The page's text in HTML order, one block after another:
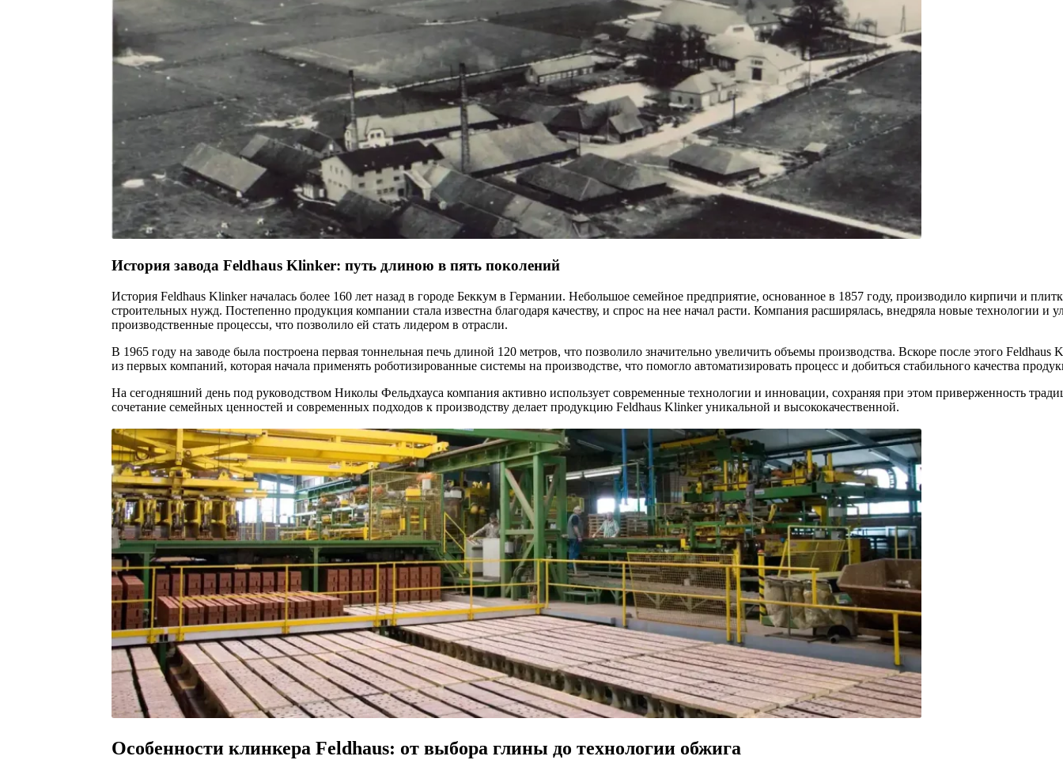
История завода Feldhaus Klinker: путь длиною в пять поколений
История Feldhaus Klinker началась более 160 лет назад в городе Беккум в Германии. Небольшое семейное предприятие, основанное в 1857 году, производило кирпичи и
строительных нужд. Постепенно продукция компании стала известна благодаря качеству, и спрос на нее начал расти. Компания расширялась, внедряла новые технологии и
производственные процессы, что позволило ей стать лидером в отрасли.
В 1965 году на заводе была построена первая тоннельная печь длиной 120 метров, что позволило значительно увеличить объемы производства. Вскоре после этого Feldhaus
из первых компаний, которая начала применять роботизированные системы на производстве, что помогло автоматизировать процесс и добиться стабильного качества
На сегодняшний день под руководством Николы Фельдхауса компания активно использует современные технологии и инновации, сохраняя при этом приверженность
сочетание семейных ценностей и современных подходов к производству делает продукцию Feldhaus Klinker уникальной и высококачественной.
Особенности клинкера Feldhaus: от выбора глины до технологии обжига